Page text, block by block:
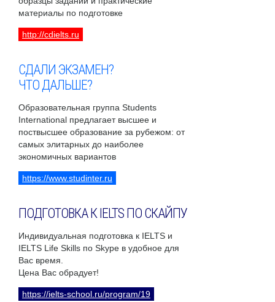
материалы по подготовке
http://cdielts.ru
СДАЛИ ЭКЗАМЕН?
ЧТО ДАЛЬШЕ?
Образовательная группа Students
International предлагает высшее и
поствысшее образование за рубежом: от
самых элитарных до наиболее
экономичных вариантов
https://www.studinter.ru
ПОДГОТОВКА К IELTS ПО СКАЙПУ
Индивидуальная подготовка к IELTS и
IELTS Life Skills по Skype в удобное для
Вас время.
Цена Вас обрадует!
https://ielts-school.ru/program/19